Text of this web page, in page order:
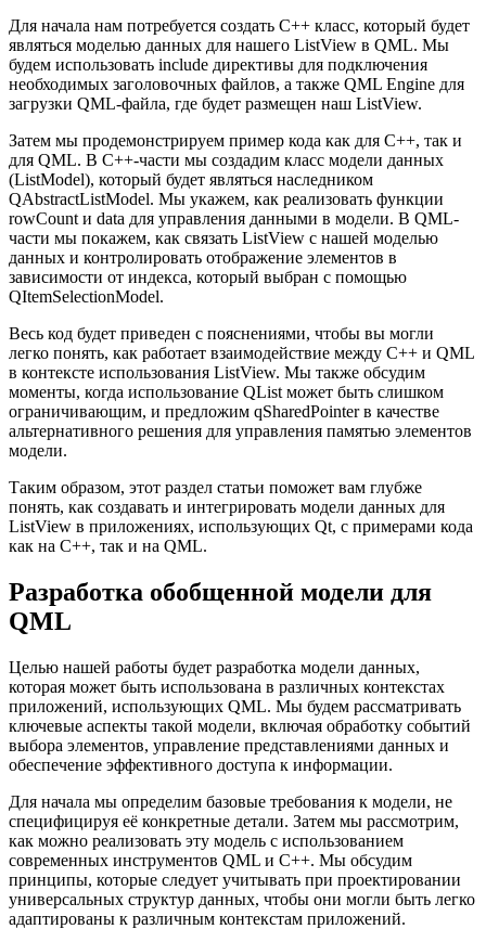
Для начала нам потребуется создать C++ класс, который будет
являться моделью данных для нашего ListView в QML. Мы
будем использовать include директивы для подключения
необходимых заголовочных файлов, а также QML Engine для
загрузки QML-файла, где будет размещен наш ListView.
Затем мы продемонстрируем пример кода как для C++, так и
для QML. В C++-части мы создадим класс модели данных
(ListModel), который будет являться наследником
QAbstractListModel. Мы укажем, как реализовать функции
rowCount и data для управления данными в модели. В QML-
части мы покажем, как связать ListView с нашей моделью
данных и контролировать отображение элементов в
зависимости от индекса, который выбран с помощью
QItemSelectionModel.
Весь код будет приведен с пояснениями, чтобы вы могли
легко понять, как работает взаимодействие между C++ и QML
в контексте использования ListView. Мы также обсудим
моменты, когда использование QList может быть слишком
ограничивающим, и предложим qSharedPointer в качестве
альтернативного решения для управления памятью элементов
модели.
Таким образом, этот раздел статьи поможет вам глубже
понять, как создавать и интегрировать модели данных для
ListView в приложениях, использующих Qt, с примерами кода
как на C++, так и на QML.
Разработка обобщенной модели для
QML
Целью нашей работы будет разработка модели данных,
которая может быть использована в различных контекстах
приложений, использующих QML. Мы будем рассматривать
ключевые аспекты такой модели, включая обработку событий
выбора элементов, управление представлениями данных и
обеспечение эффективного доступа к информации.
Для начала мы определим базовые требования к модели, не
специфицируя её конкретные детали. Затем мы рассмотрим,
как можно реализовать эту модель с использованием
современных инструментов QML и C++. Мы обсудим
принципы, которые следует учитывать при проектировании
универсальных структур данных, чтобы они могли быть легко
адаптированы к различным контекстам приложений.